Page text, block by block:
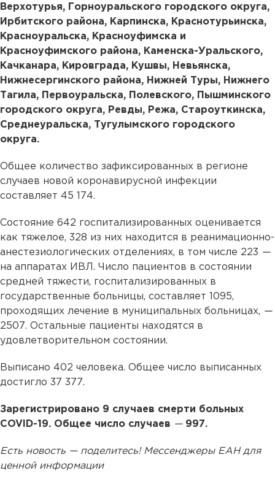
Верхотурья, Горноуральского городского округа,
Ирбитского района, Карпинска, Краснотурьинска,
Красноуральска, Красноуфимска и
Красноуфимского района, Каменска-Уральского,
Качканара, Кировграда, Кушвы, Невьянска,
Нижнесергинского района, Нижней Туры, Нижнего
Тагила, Первоуральска, Полевского, Пышминского
городского округа, Ревды, Режа, Староуткинска,
Среднеуральска, Тугулымского городского
округа.
Общее количество зафиксированных в регионе
случаев новой коронавирусной инфекции
составляет 45 174.
Состояние 642 госпитализированных оценивается
как тяжелое, 328 из них находится в реанимационно-
анестезиологических отделениях, в том числе 223 —
на аппаратах ИВЛ. Число пациентов в состоянии
средней тяжести, госпитализированных в
государственные больницы, составляет 1095,
проходящих лечение в муниципальных больницах, —
2507. Остальные пациенты находятся в
удовлетворительном состоянии.
Выписано 402 человека. Общее число выписанных
достигло 37 377.
Зарегистрировано 9 случаев смерти больных
COVID-19. Общее число случаев —997.
Есть новость — поделитесь! Мессенджеры ЕАН для
ценной информации